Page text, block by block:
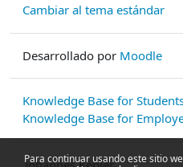
Para continuar usando este sitio
Cambiar al tema estándar
Desarrollado por Moodle
Knowledge Base for
Knowledge Base for